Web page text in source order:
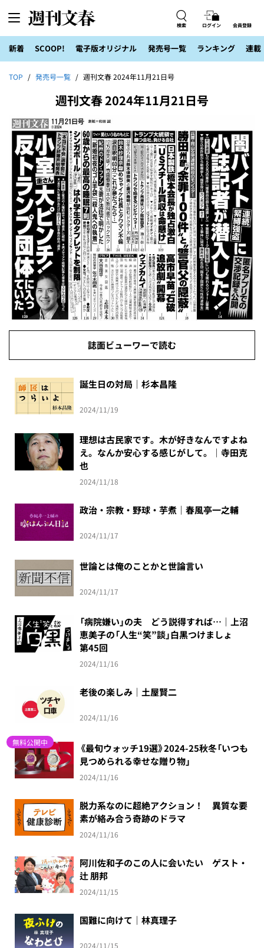
検索 ログイン 会員登録
新着 SCOOP! 電子版オリジナル 発売号一覧 ランキング 連載
TOP 発売号一覧 週刊文春 2024年11月21日号
週刊文春 2024年11月21日号
誌面ビューワーで読む
誕生日の対局｜杉本昌隆
2024/11/19
理想は古民家です。木が好きなんですよね
え。なんか安心する感じがして。｜寺田克
也
2024/11/18
政治・宗教・野球・芋煮｜春風亭一之輔
2024/11/17
世論とは俺のことかと世論言い
2024/11/17
「病院嫌い」の夫 どう説得すれば…｜上沼
恵美子の「人生“笑”談」白黒つけましょ
第45回
2024/11/16
老後の楽しみ｜土屋賢二
2024/11/16
無料公開中
《最旬ウォッチ19選》2024-25秋冬「いつも
見つめられる幸せな贈り物」
2024/11/16
脱力系なのに超絶アクション！ 異質な要
素が絡み合う奇跡のドラマ
2024/11/16
阿川佐和子のこの人に会いたい ゲスト・
辻 朋邦
2024/11/15
国難に向けて｜林真理子
2024/11/15